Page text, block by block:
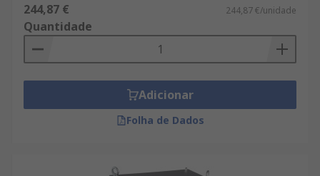
244,87 € 244,87 €/unidade
Quantidade
Adicionar
Folha de Dados